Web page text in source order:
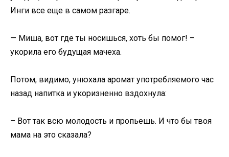
Инги все еще в самом разгаре.
— Миша, вот где ты носишься, хоть бы помог! –
укорила его будущая мачеха.
Потом, видимо, унюхала аромат употребляемого час
назад напитка и укоризненно вздохнула:
– Вот так всю молодость и пропьешь. И что бы твоя
мама на это сказала?